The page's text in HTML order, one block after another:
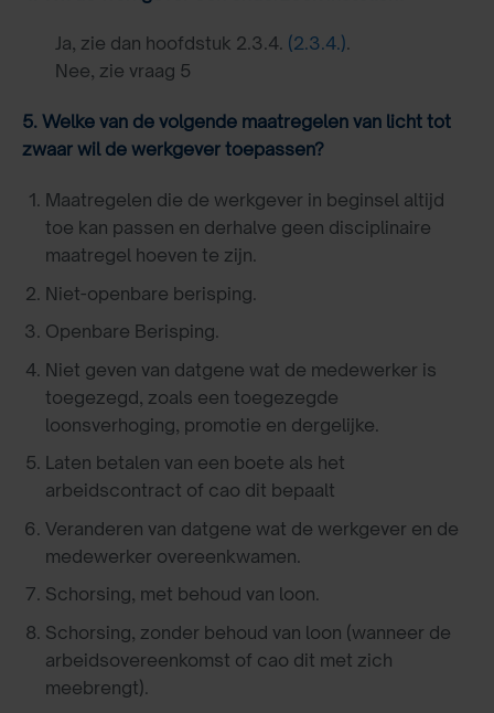
Ja, zie dan hoofdstuk 2.3.4. (2.3.4.).
Nee, zie vraag 5
5. Welke van de volgende maatregelen van licht tot
zwaar wil de werkgever toepassen?
Maatregelen die de werkgever in beginsel altijd
toe kan passen en derhalve geen disciplinaire
maatregel hoeven te zijn.
Niet-openbare berisping.
Openbare Berisping.
Niet geven van datgene wat de medewerker is
toegezegd, zoals een toegezegde
loonsverhoging, promotie en dergelijke.
Laten betalen van een boete als het
arbeidscontract of cao dit bepaalt
Veranderen van datgene wat de werkgever en de
medewerker overeenkwamen.
Schorsing, met behoud van loon.
Schorsing, zonder behoud van loon (wanneer de
arbeidsovereenkomst of cao dit met zich
meebrengt).